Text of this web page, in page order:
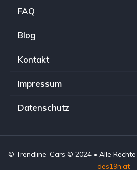
FAQ
Blog
Kontakt
Impressum
Datenschutz
© Trendline-Cars © 2024 • Alle
des19n.at